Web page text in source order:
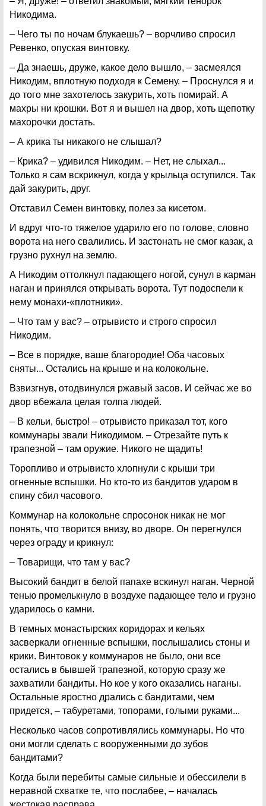
Никодима.
– Чего ты по ночам блукаешь? – ворчливо спросил
Ревенко, опуская винтовку.
– Да знаешь, друже, какое дело вышло, – засмеялся
Никодим, вплотную подходя к Семену. – Проснулся я и
до того мне захотелось закурить, хоть помирай. А
махры ни крошки. Вот я и вышел на двор, хоть щепотку
махорочки достать.
– А крика ты никакого не слышал?
– Крика? – удивился Никодим. – Нет, не слыхал...
Только я сам вскрикнул, когда у крыльца оступился. Так
дай закурить, друг.
Отставил Семен винтовку, полез за кисетом.
И вдруг что-то тяжелое ударило его по голове, словно
ворота на него свалились. И застонать не смог казак, а
грузно рухнул на землю.
А Никодим оттолкнул падающего ногой, сунул в карман
наган и принялся открывать ворота. Тут подоспели к
нему монахи-«плотники».
– Что там у вас? – отрывисто и строго спросил
Никодим.
– Все в порядке, ваше благородие! Оба часовых
сняты... Остались на крыше и на колокольне.
Взвизгнув, отодвинулся ржавый засов. И сейчас же во
двор вбежала целая толпа людей.
– В кельи, быстро! – отрывисто приказал тот, кого
коммунары звали Никодимом. – Отрезайте путь к
трапезной – там оружие. Никого не щадить!
Торопливо и отрывисто хлопнули с крыши три
огненные вспышки. Но кто-то из бандитов ударом в
спину сбил часового.
Коммунар на колокольне спросонок никак не мог
понять, что творится внизу, во дворе. Он перегнулся
через ограду и крикнул:
– Товарищи, что там у вас?
Высокий бандит в белой папахе вскинул наган. Черной
тенью промелькнуло в воздухе падающее тело и грузно
ударилось о камни.
В темных монастырских коридорах и кельях
засверкали огненные вспышки, послышались стоны и
крики. Винтовок у коммунаров не было, они все
остались в бывшей трапезной, которую сразу же
захватили бандиты. Но кое у кого оказались наганы.
Остальные яростно дрались с бандитами, чем
придется, – табуретами, топорами, голыми руками...
Несколько часов сопротивлялись коммунары. Но что
они могли сделать с вооруженными до зубов
бандитами?
Когда были перебиты самые сильные и обессилели в
неравной схватке те, что послабее, – началась